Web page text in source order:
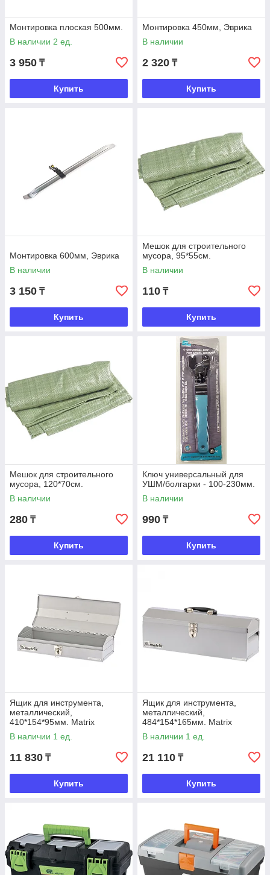
Монтировка плоская 500мм.
В наличии 2 ед.
3 950 ₸
Купить
Монтировка 450мм, Эврика
В наличии
2 320 ₸
Купить
Монтировка 600мм, Эврика
В наличии
3 150 ₸
Купить
Мешок для строительного
мусора, 95*55см.
В наличии
110 ₸
Купить
Мешок для строительного
мусора, 120*70см.
В наличии
280 ₸
Купить
Ключ универсальный для
УШМ/болгарки - 100-230мм.
В наличии
990 ₸
Купить
Ящик для инструмента,
металлический,
410*154*95мм. Matrix
В наличии 1 ед.
11 830 ₸
Купить
Ящик для инструмента,
металлический,
484*154*165мм. Matrix
В наличии 1 ед.
21 110 ₸
Купить